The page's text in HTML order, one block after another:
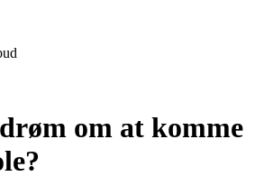
om at komme